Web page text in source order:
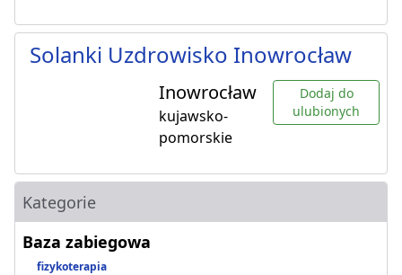
Solanki Uzdrowisko Inowrocław
Inowrocław
kujawsko-
pomorskie
Dodaj do
ulubionych
Kategorie
Baza zabiegowa
fizykoterapia